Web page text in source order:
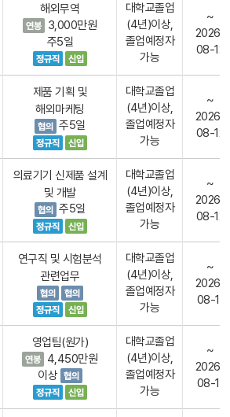
해외무역
3,000만원
주5일
대학교졸업
(4년)이상,
졸업예정자
가능
~
2026-
08-12
제품 기획 및
해외마케팅
주5일
대학교졸업
(4년)이상,
졸업예정자
가능
~
2026-
08-12
의료기기 신제품 설계
및 개발
주5일
대학교졸업
(4년)이상,
졸업예정자
가능
~
2026-
08-12
연구직 및 시험분석
관련업무
대학교졸업
(4년)이상,
졸업예정자
가능
~
2026-
08-11
영업팀(원가)
4,450만원
이상
대학교졸업
(4년)이상,
졸업예정자
가능
~
2026-
08-11